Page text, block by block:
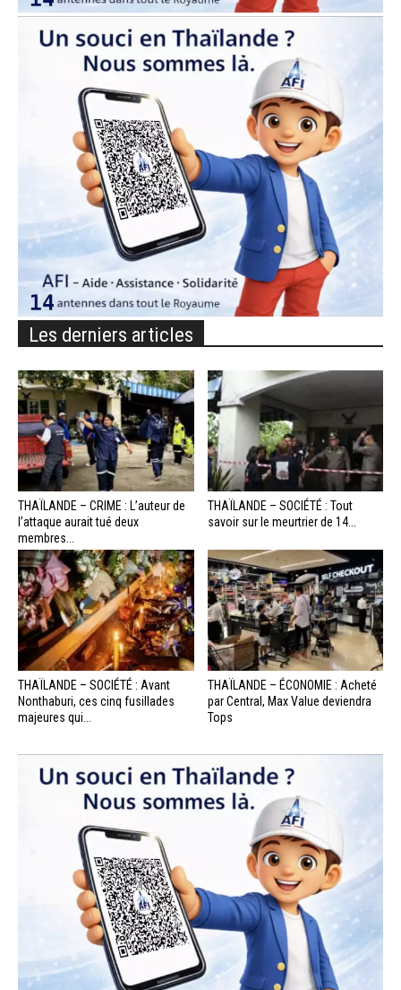
Les derniers articles
THAÏLANDE – CRIME : L’auteur de
l’attaque aurait tué deux
membres...
THAÏLANDE – SOCIÉTÉ : Tout
savoir sur le meurtrier de 14...
THAÏLANDE – SOCIÉTÉ : Avant
Nonthaburi, ces cinq fusillades
majeures qui...
THAÏLANDE – ÉCONOMIE : Acheté
par Central, Max Value deviendra
Tops